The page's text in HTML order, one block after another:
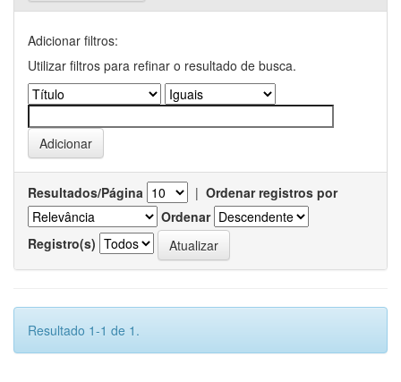
Adicionar filtros:
Utilizar filtros para refinar o resultado de busca.
Resultados/Página | Ordenar registros por
Ordenar
Registro(s)
Resultado 1-1 de 1.